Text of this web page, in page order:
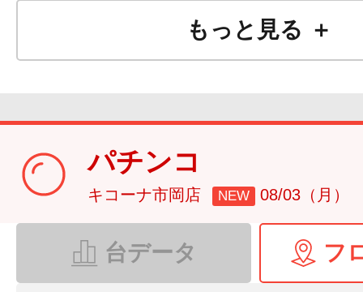
もっと見る ＋
パチンコ
キコーナ市岡店 NEW 08/03（月）
台データ フ